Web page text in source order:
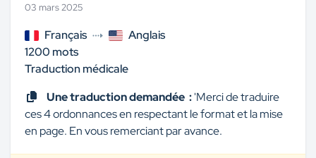
03 mars 2025
Français
Anglais
1200 mots
Traduction médicale
Une traduction demandée :'Merci de traduire
ces 4 ordonnances en respectant le format et la mise
en page. En vous remerciant par avance.